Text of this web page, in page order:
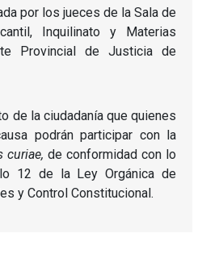
por los jueces de la Sala de
Inquilinato y Materias
Provincial de Justicia de
de la ciudadanía que quienes
podrán participar con la
curiae, de conformidad con lo
12 de la Ley Orgánica de
y Control Constitucional.